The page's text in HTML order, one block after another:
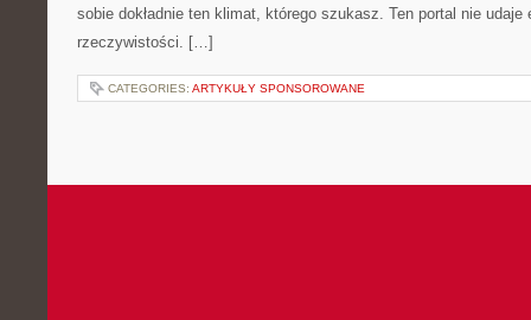
sobie dokładnie ten klimat, którego szukasz. Ten portal nie udaje
rzeczywistości. […]
CATEGORIES: ARTYKUŁY SPONSOROWANE